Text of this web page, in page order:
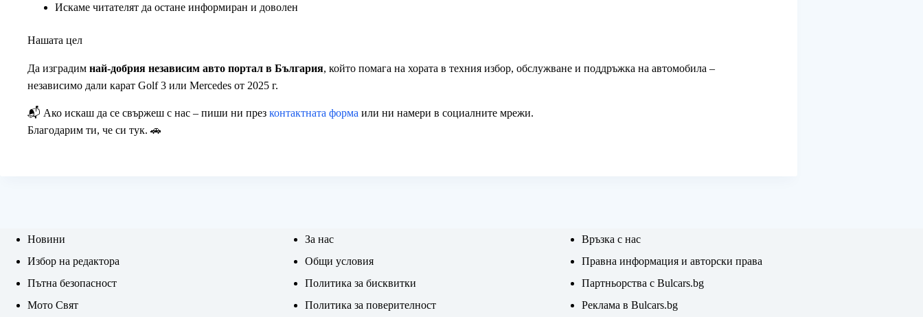
Искаме читателят да остане информиран и доволен
Нашата цел
Да изградим най-добрия независим авто портал в България, който помага на хората в техния избор, обслужване и поддръжка на автомобила –
независимо дали карат Golf 3 или Mercedes от 2025 г.
📬 Ако искаш да се свържеш с нас – пиши ни през контактната форма или ни намери в социалните мрежи.
Благодарим ти, че си тук. 🚗
Новини
Избор на редактора
Пътна безопасност
Мото Свят
За нас
Общи условия
Политика за бисквитки
Политика за поверителност
Връзка с нас
Правна информация и авторски права
Партньорства с Bulcars.bg
Реклама в Bulcars.bg